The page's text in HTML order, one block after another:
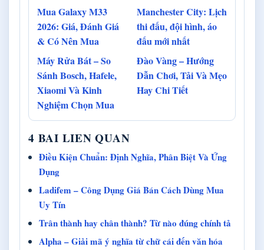
Mua Galaxy M33
2026: Giá, Đánh Giá
& Có Nên Mua
Manchester City: Lịch
thi đấu, đội hình, áo
đấu mới nhất
Máy Rửa Bát – So
Sánh Bosch, Hafele,
Xiaomi Và Kinh
Nghiệm Chọn Mua
Đào Vàng – Hướng
Dẫn Chơi, Tải Và Mẹo
Hay Chi Tiết
4 BAI LIEN QUAN
Điều Kiện Chuẩn: Định Nghĩa, Phân Biệt Và Ứng
Dụng
Ladifem – Công Dụng Giá Bán Cách Dùng Mua
Uy Tín
Trân thành hay chân thành? Từ nào đúng chính tả
Alpha – Giải mã ý nghĩa từ chữ cái đến văn hóa